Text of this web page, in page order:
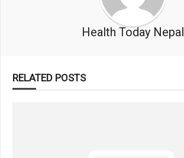
Health Today Nepal
RELATED POSTS